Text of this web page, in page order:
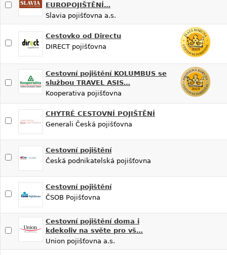
EUROPOJIŠTĚNÍ…
Slavia pojišťovna a.s.
Cestovko od Directu
DIRECT pojišťovna
Cestovní pojištění KOLUMBUS se
službou TRAVEL ASIS…
Kooperativa pojišťovna
CHYTRÉ CESTOVNÍ POJIŠTĚNÍ
Generali Česká pojišťovna
Cestovní pojištění
Česká podnikatelská pojišťovna
Cestovní pojištění
ČSOB Pojišťovna
Cestovní pojištění doma i
kdekoliv na světe pro vš…
Union pojišťovna a.s.